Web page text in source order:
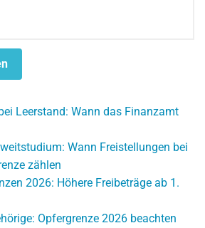
Leerstand: Wann das Finanzamt
Wann Freistellungen bei
zählen
2026: Höhere Freibeträge ab 1.
Opfergrenze 2026 beachten